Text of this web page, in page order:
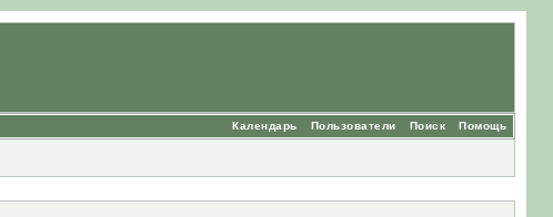
Помощь
Поиск
Пользователи
Календарь